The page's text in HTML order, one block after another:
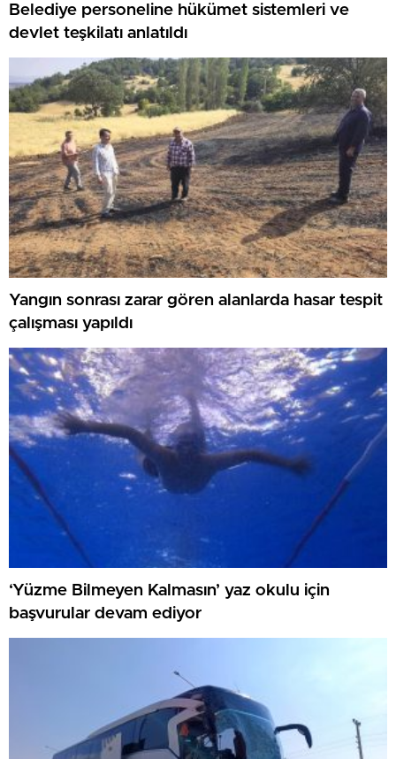
Belediye personeline hükümet sistemleri ve
devlet teşkilatı anlatıldı
Yangın sonrası zarar gören alanlarda hasar tespit
çalışması yapıldı
‘Yüzme Bilmeyen Kalmasın’ yaz okulu için
başvurular devam ediyor